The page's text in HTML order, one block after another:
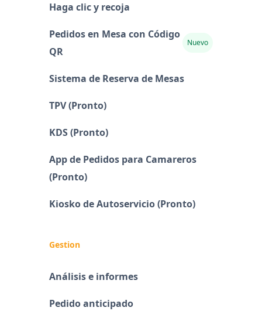
Haga clic y recoja
Pedidos en Mesa con Código
QR
Nuevo
Sistema de Reserva de Mesas
TPV (Pronto)
KDS (Pronto)
App de Pedidos para Camareros
(Pronto)
Kiosko de Autoservicio (Pronto)
Gestion
Análisis e informes
Pedido anticipado